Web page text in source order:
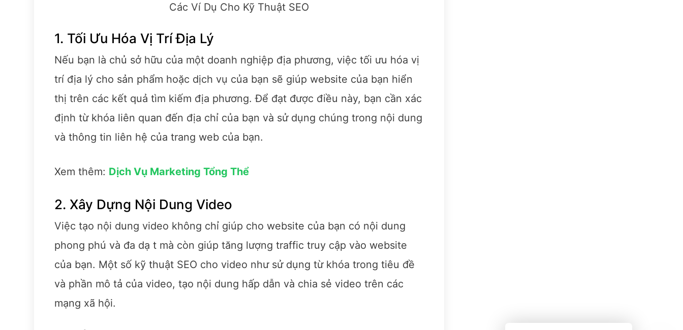
Các Ví Dụ Cho Kỹ Thuật SEO
1. Tối Ưu Hóa Vị Trí Địa Lý
Nếu bạn là chủ sở hữu của một doanh nghiệp địa phương, việc tối ưu hóa vị
trí địa lý cho sản phẩm hoặc dịch vụ của bạn sẽ giúp website của bạn hiển
thị trên các kết quả tìm kiếm địa phương. Để đạt được điều này, bạn cần xác
định từ khóa liên quan đến địa chỉ của bạn và sử dụng chúng trong nội dung
và thông tin liên hệ của trang web của bạn.
Xem thêm: Dịch Vụ Marketing Tổng Thể
2. Xây Dựng Nội Dung Video
Việc tạo nội dung video không chỉ giúp cho website của bạn có nội dung
phong phú và đa dạ t mà còn giúp tăng lượng traffic truy cập vào website
của bạn. Một số kỹ thuật SEO cho video như sử dụng từ khóa trong tiêu đề
và phần mô tả của video, tạo nội dung hấp dẫn và chia sẻ video trên các
mạng xã hội.